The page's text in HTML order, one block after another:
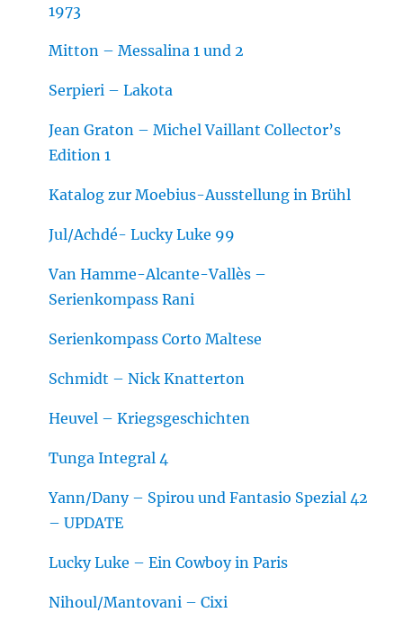
1973
Mitton – Messalina 1 und 2
Serpieri – Lakota
Jean Graton – Michel Vaillant Collector’s
Edition 1
Katalog zur Moebius-Ausstellung in Brühl
Jul/Achdé- Lucky Luke 99
Van Hamme-Alcante-Vallès –
Serienkompass Rani
Serienkompass Corto Maltese
Schmidt – Nick Knatterton
Heuvel – Kriegsgeschichten
Tunga Integral 4
Yann/Dany – Spirou und Fantasio Spezial 42
– UPDATE
Lucky Luke – Ein Cowboy in Paris
Nihoul/Mantovani – Cixi